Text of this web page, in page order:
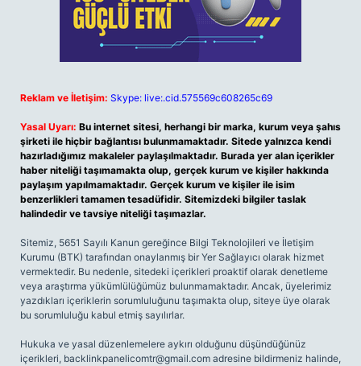
Reklam ve İletişim: Skype: live:.cid.575569c608265c69
Yasal Uyarı: Bu internet sitesi, herhangi bir marka, kurum veya şahıs
şirketi ile hiçbir bağlantısı bulunmamaktadır. Sitede yalnızca kendi
hazırladığımız makaleler paylaşılmaktadır. Burada yer alan içerikler
haber niteliği taşımamakta olup, gerçek kurum ve kişiler hakkında
paylaşım yapılmamaktadır. Gerçek kurum ve kişiler ile isim
benzerlikleri tamamen tesadüfidir. Sitemizdeki bilgiler taslak
halindedir ve tavsiye niteliği taşımazlar.
Sitemiz, 5651 Sayılı Kanun gereğince Bilgi Teknolojileri ve İletişim
Kurumu (BTK) tarafından onaylanmış bir Yer Sağlayıcı olarak hizmet
vermektedir. Bu nedenle, sitedeki içerikleri proaktif olarak denetleme
veya araştırma yükümlülüğümüz bulunmamaktadır. Ancak, üyelerimiz
yazdıkları içeriklerin sorumluluğunu taşımakta olup, siteye üye olarak
bu sorumluluğu kabul etmiş sayılırlar.
Hukuka ve yasal düzenlemelere aykırı olduğunu düşündüğünüz
içerikleri, backlinkpanelicomtr@gmail.com adresine bildirmeniz halinde,